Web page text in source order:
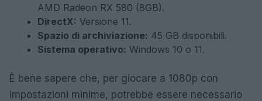
AMD Radeon RX 580 (8GB).
DirectX: Versione 11.
Spazio di archiviazione: 45 GB disponibili.
Sistema operativo: Windows 10 o 11.
È bene sapere che, per giocare a 1080p con
impostazioni minime, potrebbe essere necessario